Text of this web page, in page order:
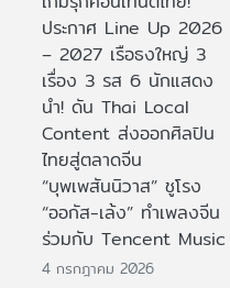
ประกาศ Line Up 2026
– 2027 เรือธงใหญ่ 3
เรื่อง 3 รส 6 นักแสดง
นำ! ดัน Thai Local
Content ส่งออกศิลปิน
ไทยสู่ตลาดจีน
“บุพเพสันนิวาส” ชูโรง
“ออกัส-เล้ง” ทำเพลงจีน
ร่วมกับ Tencent Music
4 กรกฎาคม 2026